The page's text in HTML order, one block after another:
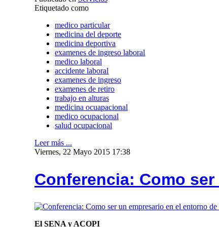
Etiquetado como
medico particular
medicina del deporte
medicina deportiva
examenes de ingreso laboral
medico laboral
accidente laboral
examenes de ingreso
examenes de retiro
trabajo en alturas
medicina ocuapacional
medico ocupacional
salud ocupacional
Leer más ...
Viernes, 22 Mayo 2015 17:38
Conferencia: Como
El SENA y ACOPI